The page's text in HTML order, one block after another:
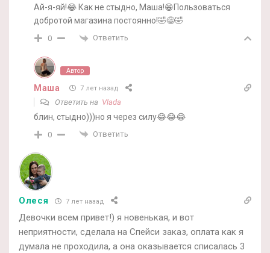
Ай-я-яй!😂 Как не стыдно, Маша!😁Пользоваться
добротой магазина постоянно!🤣😅🤣
0 Ответить
Автор
Маша 7 лет назад
Ответить на Vlada
блин, стыдно)))но я через силу😂😂😂
0 Ответить
Олеся 7 лет назад
Девочки всем привет!) я новенькая, и вот
неприятности, сделала на Спейси заказ, оплата как я
думала не проходила, а она оказывается списалась 3